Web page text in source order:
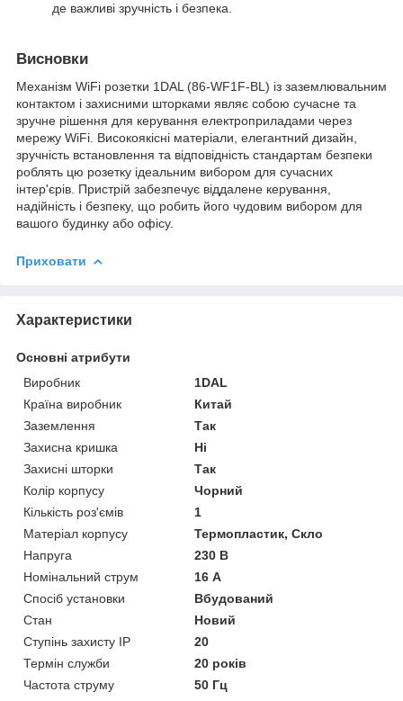
де важливі зручність і безпека.
Висновки
Механізм WiFi розетки 1DAL (86-WF1F-BL) із заземлювальним
контактом і захисними шторками являє собою сучасне та
зручне рішення для керування електроприладами через
мережу WiFi. Високоякісні матеріали, елегантний дизайн,
зручність встановлення та відповідність стандартам безпеки
роблять цю розетку ідеальним вибором для сучасних
інтер'єрів. Пристрій забезпечує віддалене керування,
надійність і безпеку, що робить його чудовим вибором для
вашого будинку або офісу.
Приховати
Характеристики
Основні атрибути
Виробник
1DAL
Країна виробник
Китай
Заземлення
Так
Захисна кришка
Ні
Захисні шторки
Так
Колір корпусу
Чорний
Кількість роз'ємів
1
Матеріал корпусу
Термопластик, Скло
Напруга
230 В
Номінальний струм
16 А
Спосіб установки
Вбудований
Стан
Новий
Ступінь захисту IP
20
Термін служби
20 років
Частота струму
50 Гц